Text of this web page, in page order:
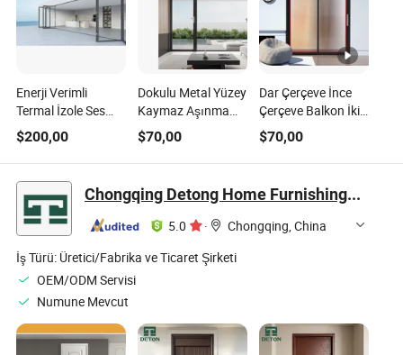
Enerji Verimli
Termal İzole Ses
Geçirmez Hava
Koşullarına
Dayanıklı Taslak
Geçirmez Modern
Ev Villa Alüminyum
Cam Metal
Alüminyum Sürme
Kapılar
$200,00
Dokulu Metal Yüzey
Kaymaz Aşınma
Dirençli Kayma
Önleyici Stabil
Modern Alüminyum
Alüminyum Sürgülü
Kapı ve Pencere
$70,00
Dar Çerçeve İnce
Çerçeve Balkon İki
Katmanlı Temperli
Cam Dış Mekan İç
Mekan Alüminyum
Modern Banyo
Cam Metal Kapı
$70,00
Chongqing Detong Home Furnishings Co., Ltd.
5.0 ·
Chongqing, China
İş Türü: Üretici/Fabrika ve Ticaret Şirketi
OEM/ODM Servisi
Numune Mevcut